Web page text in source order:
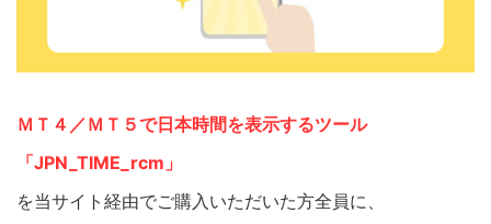
ＭＴ４／ＭＴ５で日本時間を表示するツール
「JPN_TIME_rcm」
を当サイト経由でご購入いただいた方全員に、